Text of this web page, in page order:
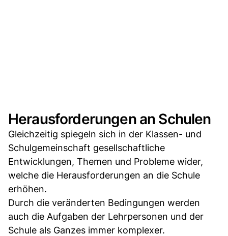
Herausforderungen an Schulen
Gleichzeitig spiegeln sich in der Klassen- und
Schulgemeinschaft gesellschaftliche
Entwicklungen, Themen und Probleme wider,
welche die Herausforderungen an die Schule
erhöhen.
Durch die veränderten Bedingungen werden
auch die Aufgaben der Lehrpersonen und der
Schule als Ganzes immer komplexer.